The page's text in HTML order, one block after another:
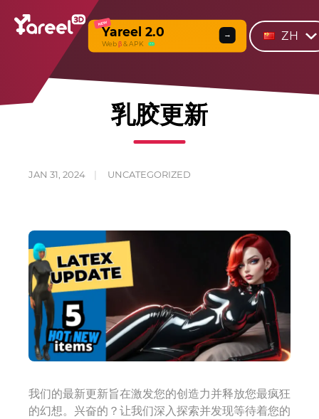
NEW
Yareel 2.0
Webβ & APK
→ ZH
乳胶更新
JAN 31, 2024 UNCATEGORIZED
我们的最新更新旨在激发您的创造力并释放您最疯狂
的幻想。兴奋的？让我们深入探索并发现等待着您的